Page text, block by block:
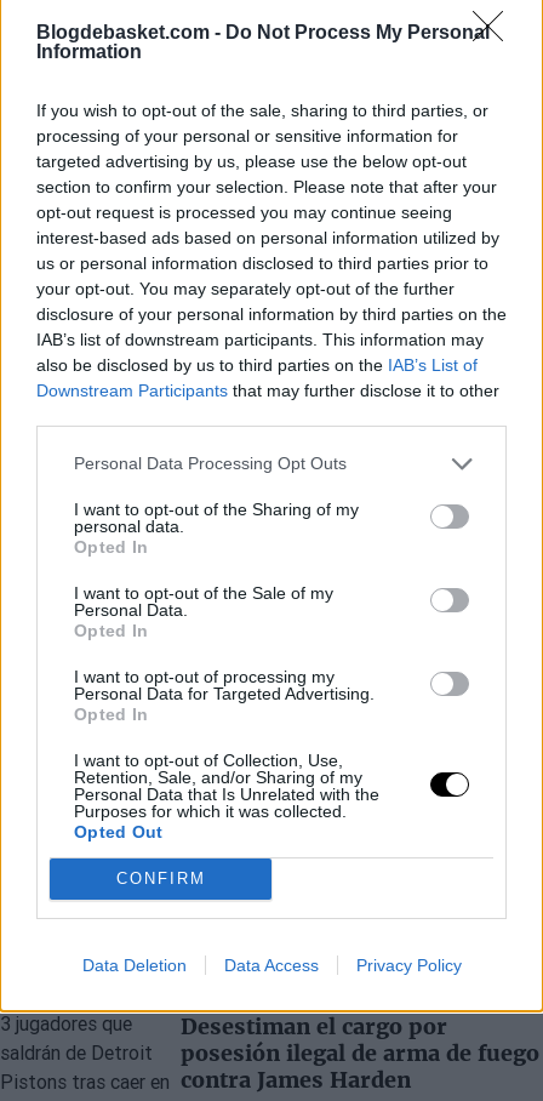
Blogdebasket.com - Do Not Process My Personal
Information
If you wish to opt-out of the sale, sharing to third parties, or
processing of your personal or sensitive information for
targeted advertising by us, please use the below opt-out
section to confirm your selection. Please note that after your
opt-out request is processed you may continue seeing
interest-based ads based on personal information utilized by
us or personal information disclosed to third parties prior to
your opt-out. You may separately opt-out of the further
disclosure of your personal information by third parties on the
IAB’s list of downstream participants. This information may
also be disclosed by us to third parties on the IAB’s List of
Downstream Participants that may further disclose it to other
Personal Data Processing Opt Outs
I want to opt-out of the Sharing of my
personal data.
Opted In
I want to opt-out of the Sale of my
Personal Data.
Opted In
I want to opt-out of processing my
Personal Data for Targeted Advertising.
Opted In
I want to opt-out of Collection, Use,
Retention, Sale, and/or Sharing of my
Personal Data that Is Unrelated with the
Purposes for which it was collected.
Opted Out
CONFIRM
Data Deletion Data Access Privacy Policy
de su situación actual con losBrooklyn Nets: "Siento
que estoy en un buen lugar. Soy feliz, hago lo que amo.
Así que estar allí y tener esa experiencia fue increíble.
Obviamente no era el resultado que queríamos. Es
frustrante perder un partido así, pero creo que es un
buen paso adelante."
Desestiman el cargo por
posesión ilegal de arma de fuego
contra James Harden